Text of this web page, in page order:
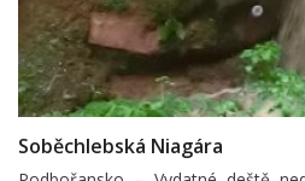
Soběchlebská Niagára